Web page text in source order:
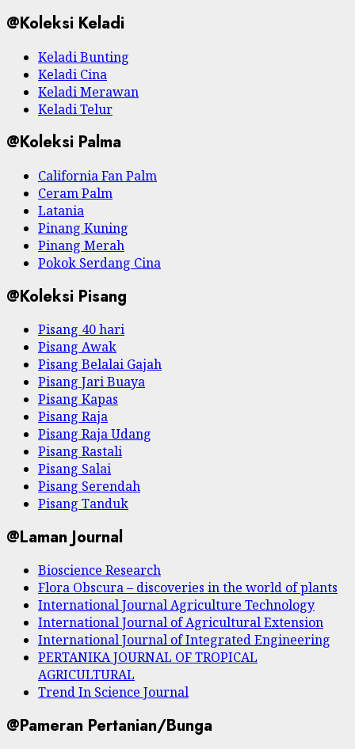
@Koleksi Keladi
Keladi Bunting
Keladi Cina
Keladi Merawan
Keladi Telur
@Koleksi Palma
California Fan Palm
Ceram Palm
Latania
Pinang Kuning
Pinang Merah
Pokok Serdang Cina
@Koleksi Pisang
Pisang 40 hari
Pisang Awak
Pisang Belalai Gajah
Pisang Jari Buaya
Pisang Kapas
Pisang Raja
Pisang Raja Udang
Pisang Rastali
Pisang Salai
Pisang Serendah
Pisang Tanduk
@Laman Journal
Bioscience Research
Flora Obscura – discoveries in the world of plants
International Journal Agriculture Technology
International Journal of Agricultural Extension
International Journal of Integrated Engineering
PERTANIKA JOURNAL OF TROPICAL
AGRICULTURAL
Trend In Science Journal
@Pameran Pertanian/Bunga